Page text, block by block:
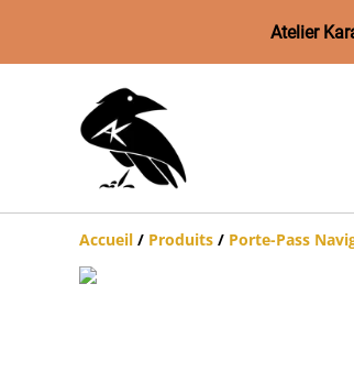
Atelier
Accueil / Produits / Porte-Pass